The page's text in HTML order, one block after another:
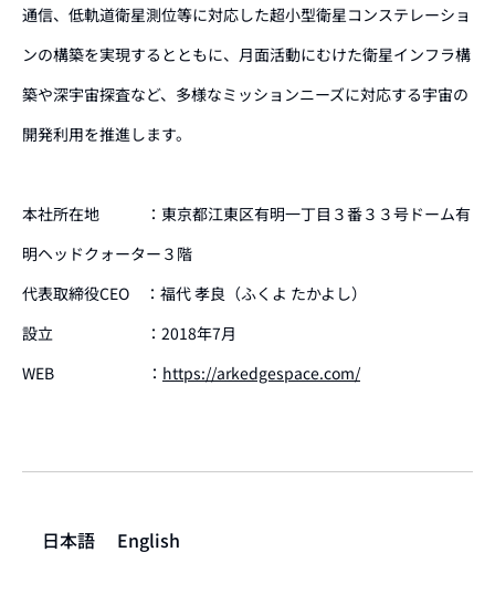
通信、低軌道衛星測位等に対応した超小型衛星コンステレーショ
ンの構築を実現するとともに、月面活動にむけた衛星インフラ構
築や深宇宙探査など、多様なミッションニーズに対応する宇宙の
開発利用を推進します。
本社所在地 ：東京都江東区有明一丁目３番３３号ドーム有
明ヘッドクォーター３階
代表取締役CEO ：福代 孝良（ふくよ たかよし）
設立 ：2018年7月
WEB ： https://arkedgespace.com/
日本語 English